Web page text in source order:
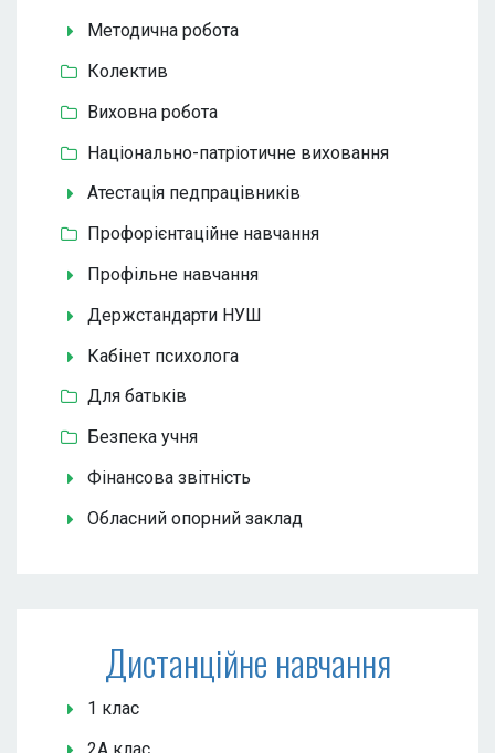
Методична робота
Колектив
Виховна робота
Національно-патріотичне виховання
Атестація педпрацівників
Профорієнтаційне навчання
Профільне навчання
Держстандарти НУШ
Кабінет психолога
Для батьків
Безпека учня
Фінансова звітність
Обласний опорний заклад
Дистанційне навчання
1 клас